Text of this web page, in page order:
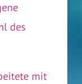
des
mit